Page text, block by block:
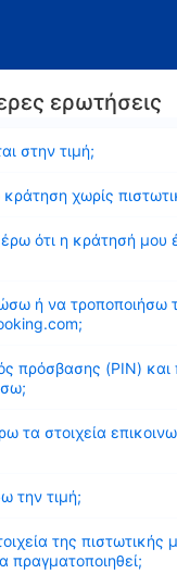
ερωτήσεις
στην τιμή;
χωρίς
ότι η κράτησή μου
ή να τροποποιήσω
πρόσβασης (PIN)
τα στοιχεία
την τιμή;
της πιστωτικής
πραγματοποιηθεί;